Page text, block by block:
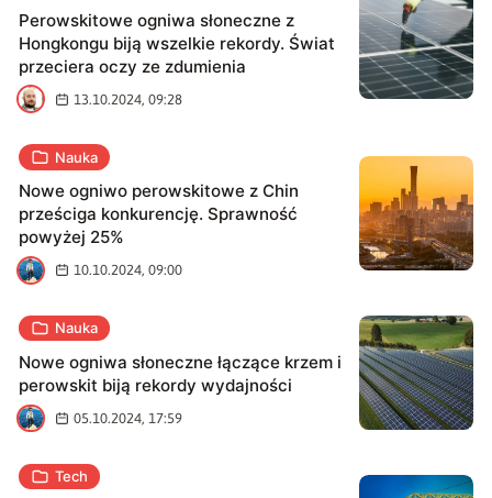
Perowskitowe ogniwa słoneczne z
Hongkongu biją wszelkie rekordy. Świat
przeciera oczy ze zdumienia
M
13.10.2024, 09:28
Nauka
Nowe ogniwo perowskitowe z Chin
prześciga konkurencję. Sprawność
powyżej 25%
A
10.10.2024, 09:00
Nauka
Nowe ogniwa słoneczne łączące krzem i
perowskit biją rekordy wydajności
A
05.10.2024, 17:59
Tech